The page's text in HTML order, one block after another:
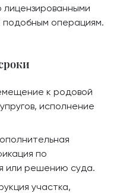
подобным операциям.
к родовой
исполнение
по
или решению суда.
участка,